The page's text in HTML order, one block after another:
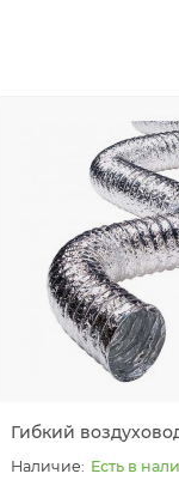
Гибкий
Есть в